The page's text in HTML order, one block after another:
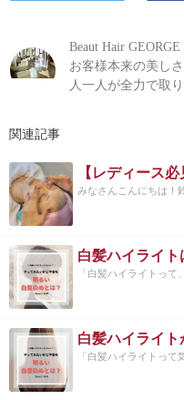
Beaut Hair GEORGE
お客様本来の美し
人一人が全力で取
関連記事
【レディース
みなさんこんにちは！
「白髪ハイライトって
「白髪ハイライトって